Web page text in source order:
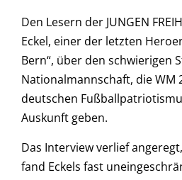
Den Lesern der JUNGEN
Eckel, einer der letzten
Bern“, über den schwierigen
Nationalmannschaft, die WM
deutschen
Auskunft geben.
Das Interview verlief
fand Eckels fast